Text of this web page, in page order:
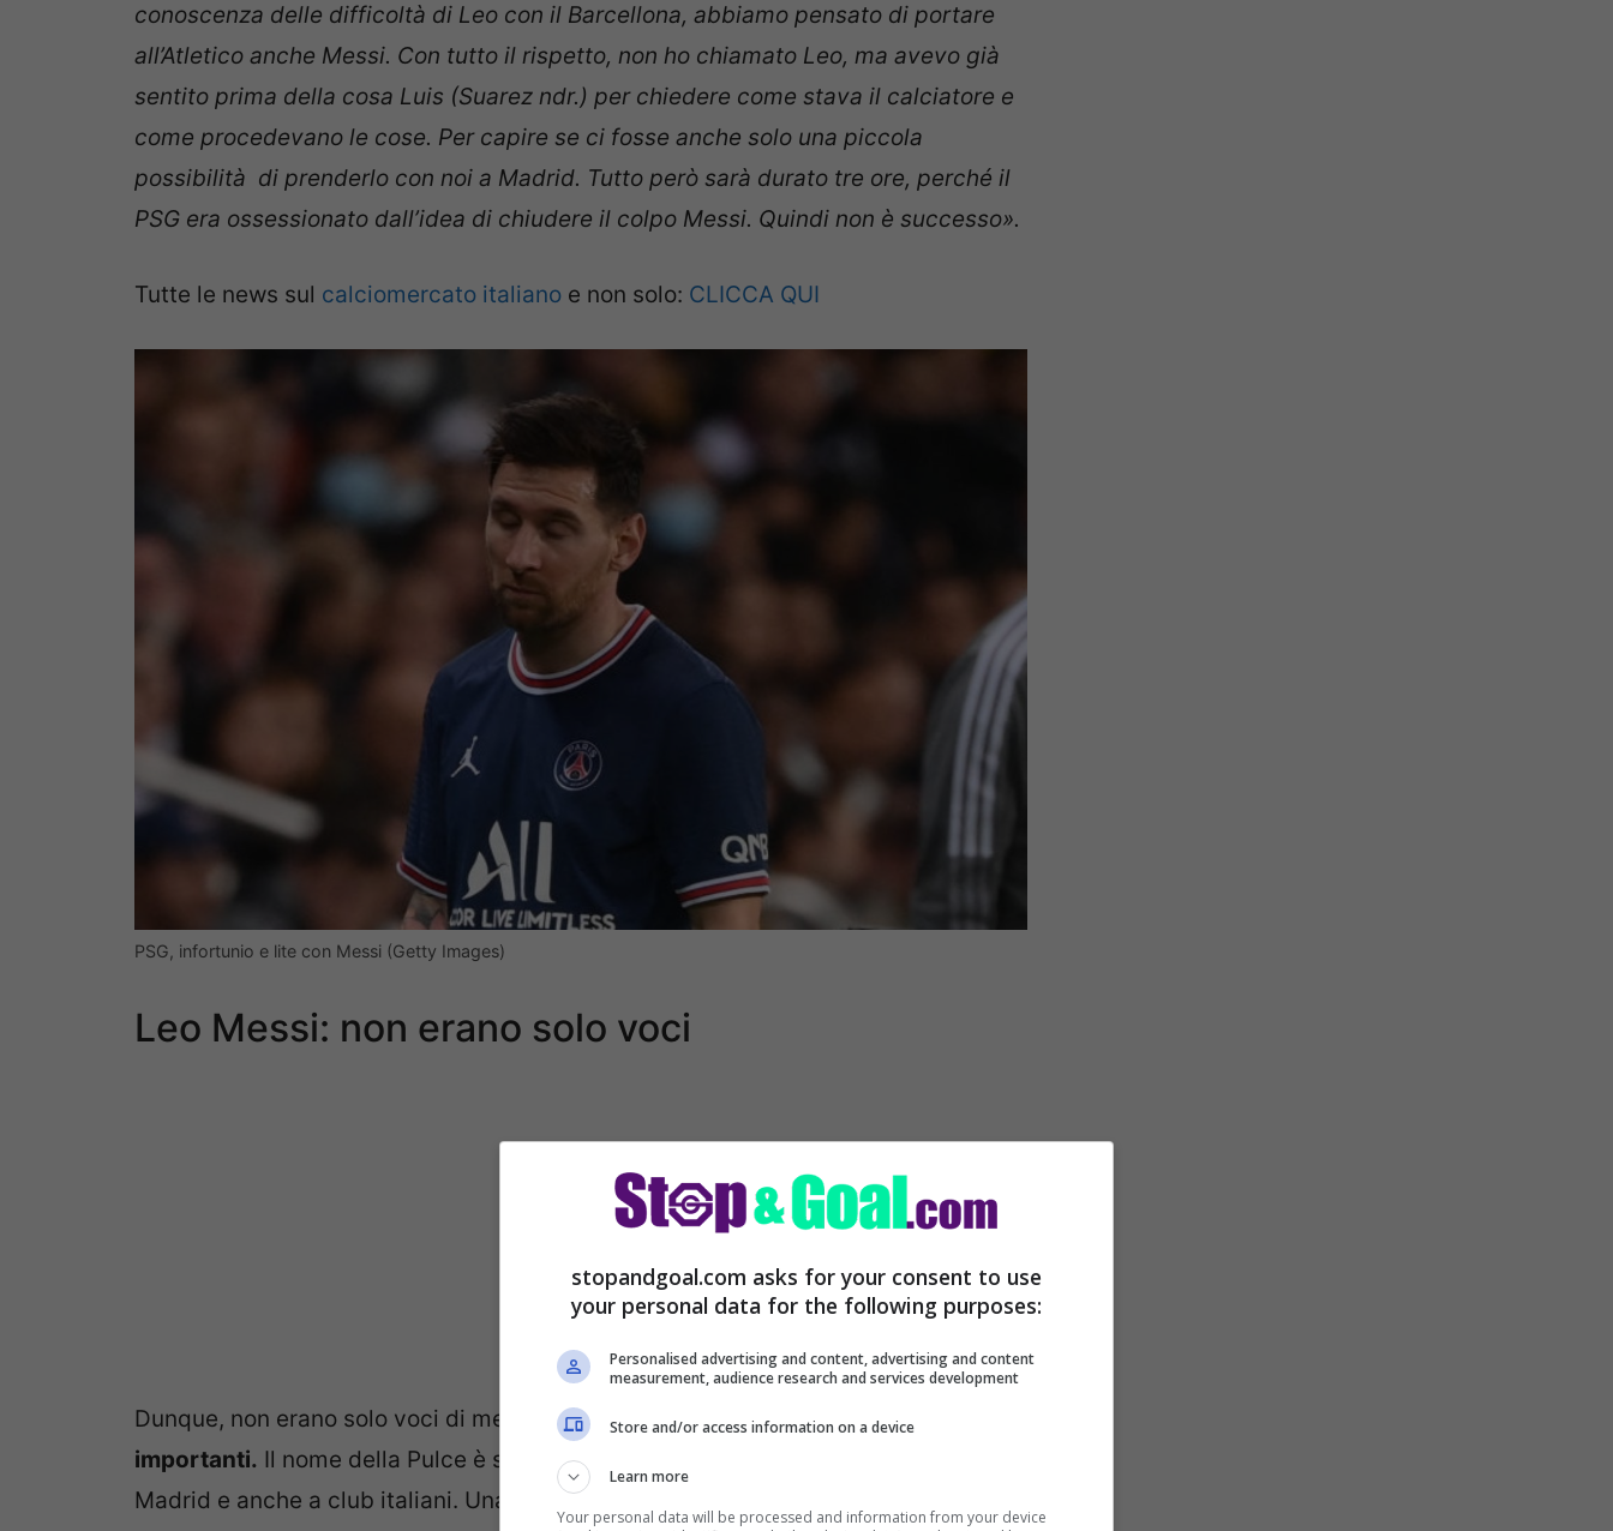
conoscenza delle difficoltà di Leo con il Barcellona, abbiamo pensato di portare
all’Atletico anche Messi. Con tutto il rispetto, non ho chiamato Leo, ma avevo già
sentito prima della cosa Luis (Suarez ndr.) per chiedere come stava il calciatore e
come procedevano le cose. Per capire se ci fosse anche solo una piccola
possibilità di prenderlo con noi a Madrid. Tutto però sarà durato tre ore, perché il
PSG era ossessionato dall’idea di chiudere il colpo Messi. Quindi non è successo».
Tutte le news sul calciomercato italiano e non solo: CLICCA QUI
PSG, infortunio e lite con Messi (Getty Images)
Leo Messi: non erano solo voci
Dunque, non erano solo voci di mercato.Leo Messi è stato vicino a diversi club
importanti. Il nome della Pulce è stato accostato al Manchester City, all’Atletico
Madrid e anche a club italiani. Una volta arrivata la decisione del Barcellona di non
stopandgoal.com asks for your consent to use
your personal data for the following purposes:
Personalised advertising and content, advertising and content
measurement, audience research and services development
Store and/or access information on a device
Learn more
Your personal data will be processed and information from your device